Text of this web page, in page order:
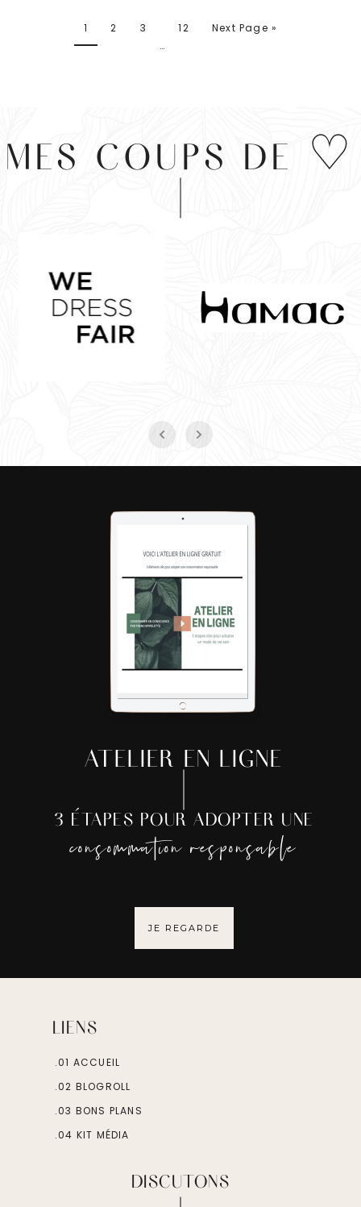
1 2
3
…
12 Next Page »
MES COUPS DE ♡
ATELIER EN LIGNE
3 ÉTAPES POUR ADOPTER UNE
consommation responsable
JE REGARDE
LIENS
.01 ACCUEIL
.02 BLOGROLL
.03 BONS PLANS
.04 KIT MÉDIA
DISCUTONS